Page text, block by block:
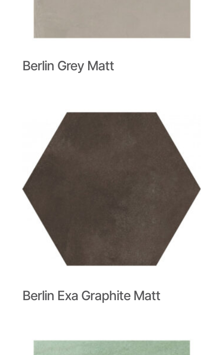
Berlin Grey Matt
Berlin Exa Graphite Matt